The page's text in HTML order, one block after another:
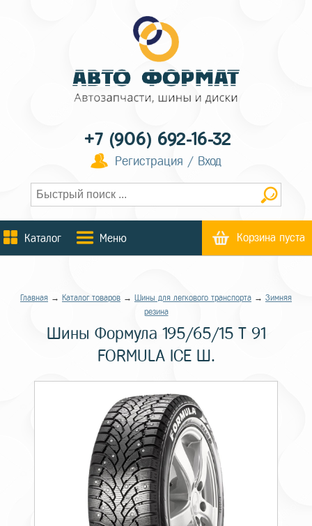
+7 (906) 692-16-32
Регистрация / Вход
Каталог Меню Корзина пуста
Главная → Каталог товаров → Шины для легкового транспорта → Зимняя
резина
Шины Формула 195/65/15 T 91
FORMULA ICE Ш.